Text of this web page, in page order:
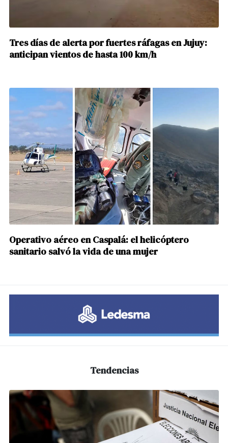
Tres días de alerta por fuertes ráfagas en Jujuy:
anticipan vientos de hasta 100 km/h
Operativo aéreo en Caspalá: el helicóptero
sanitario salvó la vida de una mujer
Tendencias